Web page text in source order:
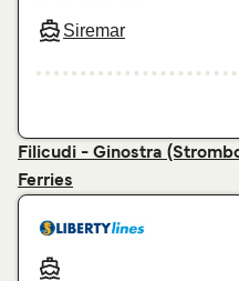
Siremar
Filicudi - Ginostra
Ferries